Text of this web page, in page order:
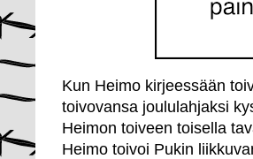
Kun Heimo kirjeessään
toivovansa joululahjaksi
Heimon toiveen toisella
Heimo toivoi Pukin